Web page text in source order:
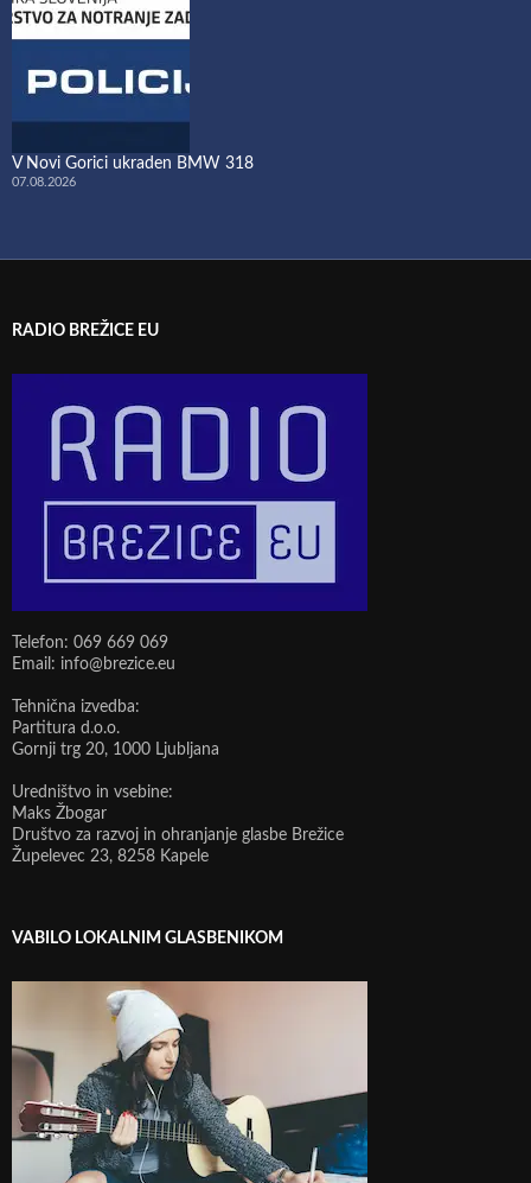
V Novi Gorici ukraden BMW 318
07.08.2026
RADIO BREŽICE EU
Telefon: 069 669 069
Email: info@brezice.eu
Tehnična izvedba:
Partitura d.o.o.
Gornji trg 20, 1000 Ljubljana
Uredništvo in vsebine:
Maks Žbogar
Društvo za razvoj in ohranjanje glasbe Brežice
Župelevec 23, 8258 Kapele
VABILO LOKALNIM GLASBENIKOM